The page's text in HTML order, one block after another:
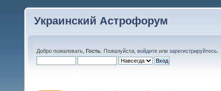
Украинский Астрофорум
Добро пожаловать, Гость . Пожалуйста, войдите или зарегистрируйтесь